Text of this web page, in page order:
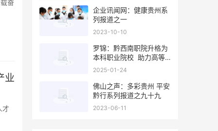
奋
业
才
企业讯闻网：健康贵州系
列报道之一
2023-10-10
罗锦：黔西南职院升格为
本科职业院校 助力高等
教育高质量发展
2025-01-24
佛山之声：多彩贵州 平安
黔行系列报道之九十九
2023-06-11